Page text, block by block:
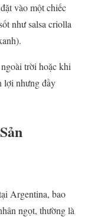
vào một chiếc
như salsa criolla
trời hoặc khi
lợi nhưng đầy
Argentina, bao
ngọt, thường là